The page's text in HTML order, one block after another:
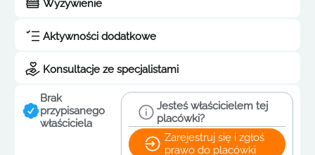
Wyżywienie
Aktywności dodatkowe
Konsultacje ze specjalistami
Brak
przypisanego
właściciela
Jesteś właścicielem tej
placówki?
Zarejestruj się i zgłoś
prawo do placówki